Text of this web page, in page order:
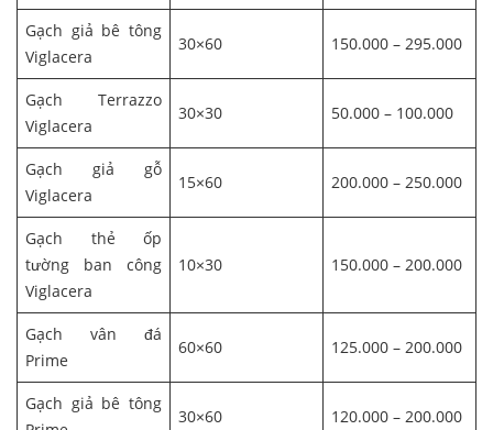
Gạch giả bê tông
Viglacera
30×60 150.000 – 295.000
Gạch Terrazzo
Viglacera
30×30 50.000 – 100.000
Gạch giả gỗ
Viglacera
15×60 200.000 – 250.000
Gạch thẻ ốp
tường ban công
Viglacera
10×30 150.000 – 200.000
Gạch vân đá
Prime
60×60 125.000 – 200.000
Gạch giả bê tông
30×60 120.000 – 200.000